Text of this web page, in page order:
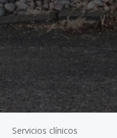
Servicios clínicos